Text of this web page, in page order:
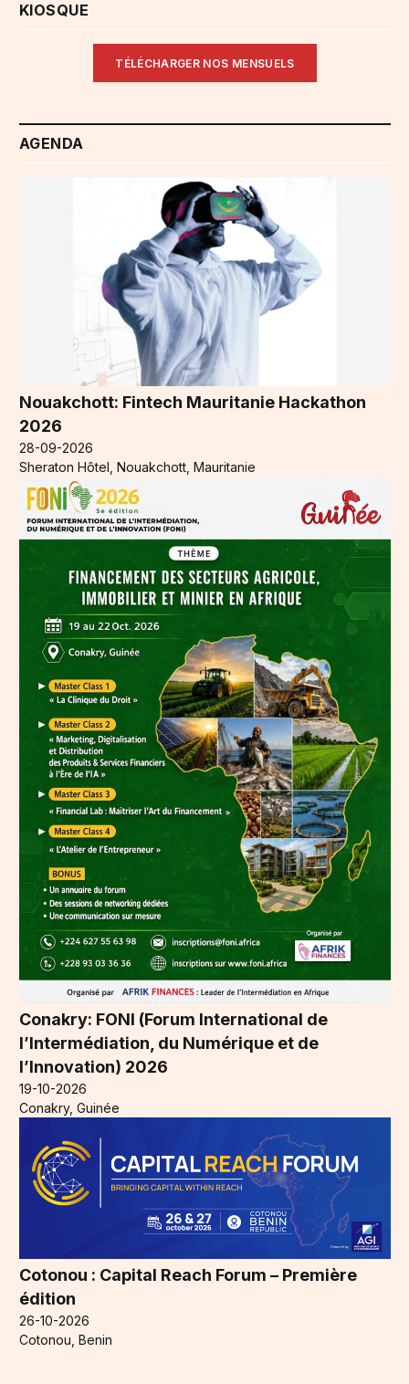
KIOSQUE
TÉLÉCHARGER NOS MENSUELS
AGENDA
Nouakchott: Fintech Mauritanie Hackathon
2026
28-09-2026
Sheraton Hôtel, Nouakchott, Mauritanie
Conakry: FONI (Forum International de
l’Intermédiation, du Numérique et de
l’Innovation) 2026
19-10-2026
Conakry, Guinée
Cotonou : Capital Reach Forum – Première
édition
26-10-2026
Cotonou, Benin